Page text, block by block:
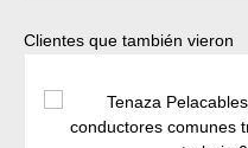
Omitir la galería de productos
Clientes que también vieron